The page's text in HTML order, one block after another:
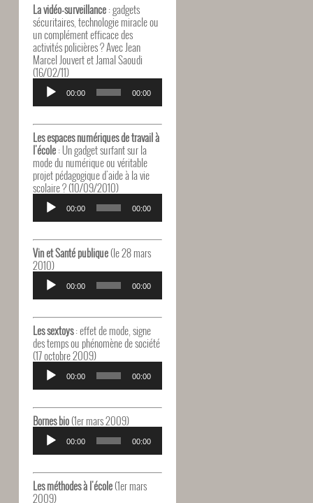
La vidéo-surveillance: gadgets
sécuritaires, technologie miracle ou
un complément efficace des
activités policières ? Avec Jean
Marcel Jouvert et Jamal Saoudi
(16/02/11)
Lecteur
audio
00:00 00:00
Les espaces numériques de travail à
l'école: Un gadget surfant sur la
mode du numérique ou véritable
projet pédagogique d'aide à la vie
scolaire ? (10/09/2010)
Lecteur
audio
00:00 00:00
Vin et Santé publique(le 28 mars
2010)
Lecteur
audio
00:00 00:00
Les sextoys: effet de mode, signe
des temps ou phénomène de société
(17 octobre 2009)
Lecteur
audio
00:00 00:00
Bornes bio(1er mars 2009)
Lecteur
audio
00:00 00:00
Les méthodes à l'école(1er mars
2009)